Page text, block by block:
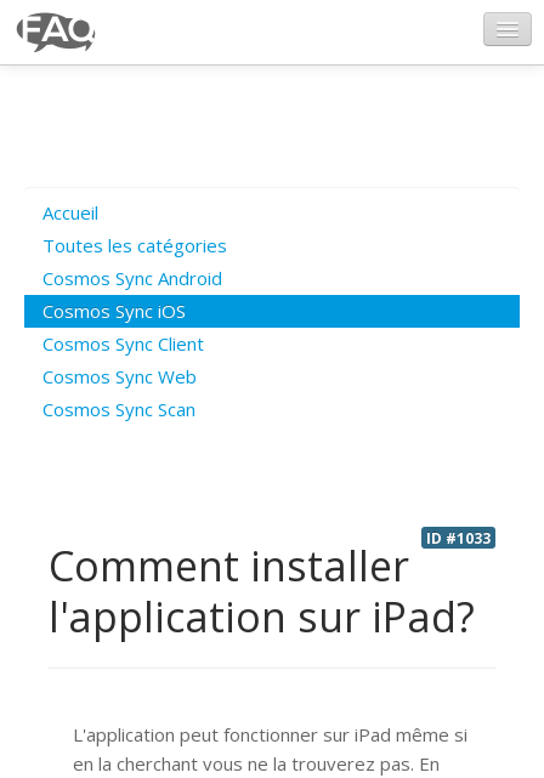
Poser une question
Questions ouvertes
Connexion
Accueil
Toutes les catégories
Cosmos Sync Android
Cosmos Sync iOS
Cosmos Sync Client
Cosmos Sync Web
Cosmos Sync Scan
ID #1033
Comment installer
l'application sur iPad?
L'application peut fonctionner sur iPad même si
en la cherchant vous ne la trouverez pas. En